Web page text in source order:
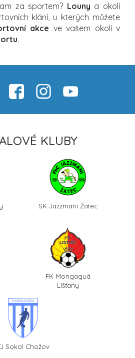
za sportem? Louny a okolí
klání, u kterých můžete
akce ve vašem okolí v
.
KLUBY
SK Jazzmani Žatec
FK Mongaguá
Líšťany
Sokol Chožov